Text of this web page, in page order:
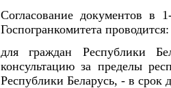
Согласование документов в
Госпогранкомитета проводится:
для граждан Республики
консультацию за пределы
Республики Беларусь, - в срок